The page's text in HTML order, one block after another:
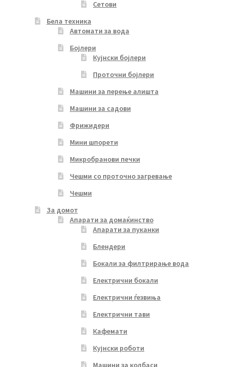
Сетови
Бела техника
Автомати за вода
Бојлери
Кујнски бојлери
Проточни бојлери
Машини за перење алишта
Машини за садови
Фрижидери
Мини шпорети
Микробранови печки
Чешми со проточно загревање
Чешми
За домот
Апарати за домаќинство
Апарати за пуканки
Блендери
Бокали за филтрирање вода
Електрични бокали
Електрични ѓезвиња
Електрични тави
Кафемати
Кујнски роботи
Машини за колбаси